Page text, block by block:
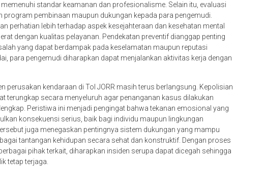
standar keamanan dan profesionalisme. Selain itu, evaluasi
pembinaan maupun dukungan kepada para pengemudi.
perhatian lebih terhadap aspek kesejahteraan dan kesehatan mental
dengan kualitas pelayanan. Pendekatan preventif dianggap penting
yang dapat berdampak pada keselamatan maupun reputasi
para pengemudi diharapkan dapat menjalankan aktivitas kerja dengan
perusakan kendaraan di Tol JORR masih terus berlangsung. Kepolisian
terungkap secara menyeluruh agar penanganan kasus dilakukan
Peristiwa ini menjadi pengingat bahwa tekanan emosional yang
konsekuensi serius, baik bagi individu maupun lingkungan
juga menegaskan pentingnya sistem dukungan yang mampu
tantangan kehidupan secara sehat dan konstruktif. Dengan proses
pihak terkait, diharapkan insiden serupa dapat dicegah sehingga
tetap terjaga.